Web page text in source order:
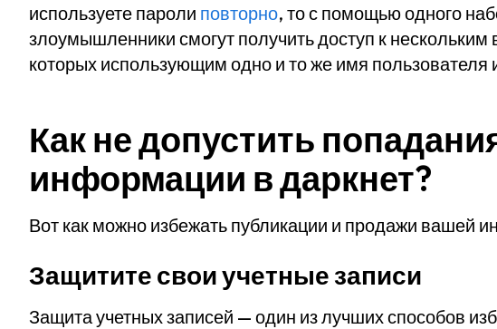
используете пароли повторно, то с помощью одного
злоумышленники смогут получить доступ к
которых использующим одно и то же имя пользователя
Как не допустить
информации в даркнет?
Вот как можно избежать публикации и продажи вашей
Защитите свои учетные записи
Защита учетных записей — один из лучших способов